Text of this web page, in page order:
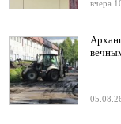
вчера